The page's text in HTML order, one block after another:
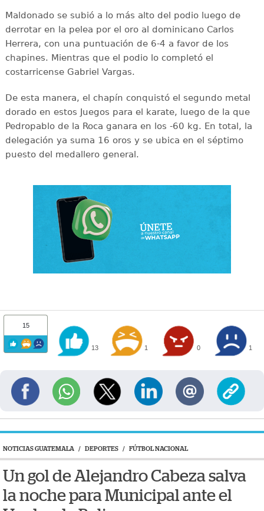
Maldonado se subió a lo más alto del podio luego de
derrotar en la pelea por el oro al dominicano Carlos
Herrera, con una puntuación de 6-4 a favor de los
chapines. Mientras que el podio lo completó el
costarricense Gabriel Vargas.
De esta manera, el chapín conquistó el segundo metal
dorado en estos Juegos para el karate, luego de la que
Pedropablo de la Roca ganara en los -60 kg. En total, la
delegación ya suma 16 oros y se ubica en el séptimo
puesto del medallero general.
15
13 1 0 1
NOTICIAS GUATEMALA / DEPORTES / FÚTBOL NACIONAL
Un gol de Alejandro Cabeza salva
la noche para Municipal ante el